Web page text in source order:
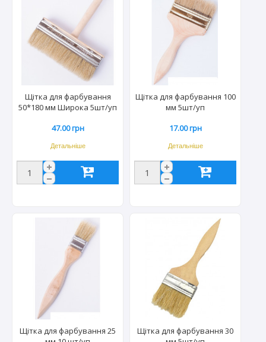
Щітка для фарбування
50*180 мм Широка 5шт/уп
47.00 грн
Детальніше
Щітка для фарбування 100
мм 5шт/уп
17.00 грн
Детальніше
Щітка для фарбування 25
Щітка для фарбування 30